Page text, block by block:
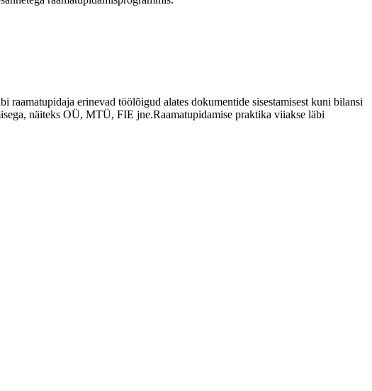
erinevad töölõigud alates dokumentide sisestamisest kuni bilansi
näiteks OÜ, MTÜ, FIE jne.Raamatupidamise praktika viiakse läbi